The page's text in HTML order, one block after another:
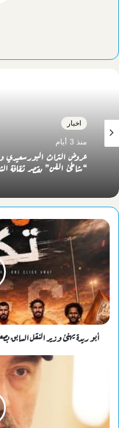
اخبار
منذ 3 أيام
عروض التراث البورسعيدي
“شاطئ الفن” بقصر ثقافة
أبو ريدة يهنئ وزير النقل السابق